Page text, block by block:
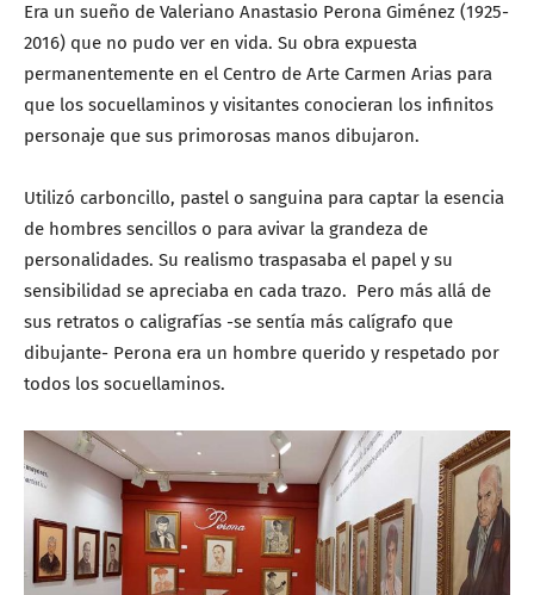
Era un sueño de Valeriano Anastasio Perona Giménez (1925-
2016) que no pudo ver en vida. Su obra expuesta
permanentemente en el Centro de Arte Carmen Arias para
que los socuellaminos y visitantes conocieran los infinitos
personaje que sus primorosas manos dibujaron.
Utilizó carboncillo, pastel o sanguina para captar la esencia
de hombres sencillos o para avivar la grandeza de
personalidades. Su realismo traspasaba el papel y su
sensibilidad se apreciaba en cada trazo. Pero más allá de
sus retratos o caligrafías -se sentía más calígrafo que
dibujante- Perona era un hombre querido y respetado por
todos los socuellaminos.